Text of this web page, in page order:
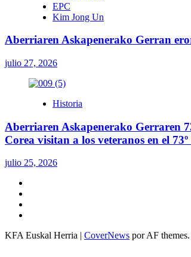
EPC
Kim Jong Un
Aberriaren Askapenerako Gerran
julio 27, 2026
Historia
Aberriaren Askapenerako Gerraren
Corea visitan a los veteranos en el
julio 25, 2026
KFA Euskal Herria | CoverNews por AF themes.